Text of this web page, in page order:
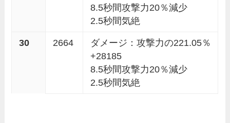
8.5秒間攻撃力20％減少
2.5秒間気絶
30 2664
ダメージ：攻撃力の221.05％
+28185
8.5秒間攻撃力20％減少
2.5秒間気絶